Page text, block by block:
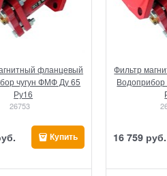
фланцевый
чугун ФМФ Ду 65
Ру16
26753
Купить
Фильтр
16 759 руб.